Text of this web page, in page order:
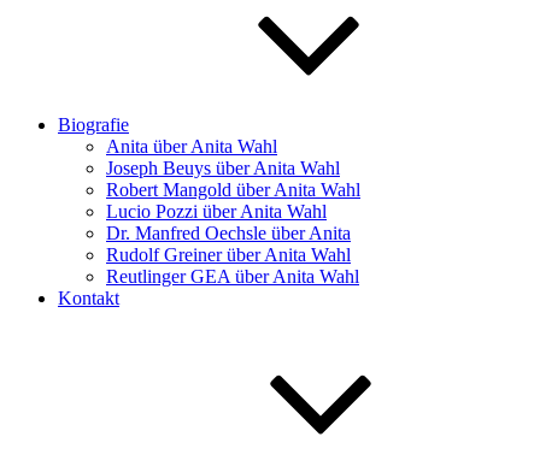
Biografie
Anita über Anita Wahl
Joseph Beuys über Anita Wahl
Robert Mangold über Anita Wahl
Lucio Pozzi über Anita Wahl
Dr. Manfred Oechsle über Anita
Rudolf Greiner über Anita Wahl
Reutlinger GEA über Anita Wahl
Kontakt